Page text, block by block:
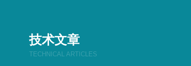
技术文章
TECHNICAL ARTICLES